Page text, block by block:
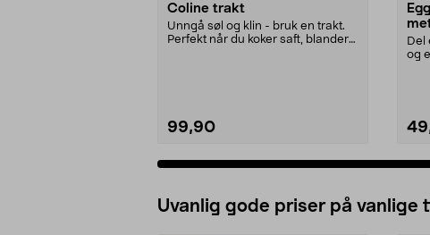
Coline trakt
Unngå søl og klin - bruk en trakt.
Perfekt når du koker saft, blander
99,90
Del
og
Uvanlig gode priser på vanlige